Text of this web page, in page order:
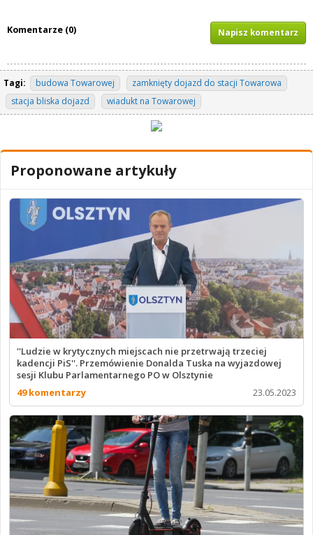
Komentarze (0) Napisz komentarz
Tagi: budowa Towarowej
zamknięty dojazd do stacji Towarowa
stacja bliska dojazd
wiadukt na Towarowej
Proponowane artykuły
''Ludzie w krytycznych miejscach nie przetrwają trzeciej
kadencji PiS''. Przemówienie Donalda Tuska na wyjazdowej
sesji Klubu Parlamentarnego PO w Olsztynie
49 komentarzy
23.05.2023